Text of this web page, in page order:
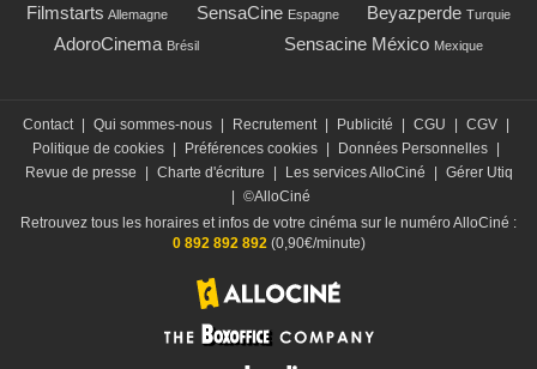
Filmstarts Allemagne SensaCine Espagne Beyazperde Turquie
AdoroCinema Brésil Sensacine México Mexique
Contact | Qui sommes-nous | Recrutement | Publicité | CGU | CGV |
Politique de cookies | Préférences cookies | Données Personnelles |
Revue de presse
| Charte d'écriture | Les services AlloCiné | Gérer Utiq
| ©AlloCiné
Retrouvez tous les horaires et infos de votre cinéma sur le numéro AlloCiné :
0 892 892 892(0,90€/minute)